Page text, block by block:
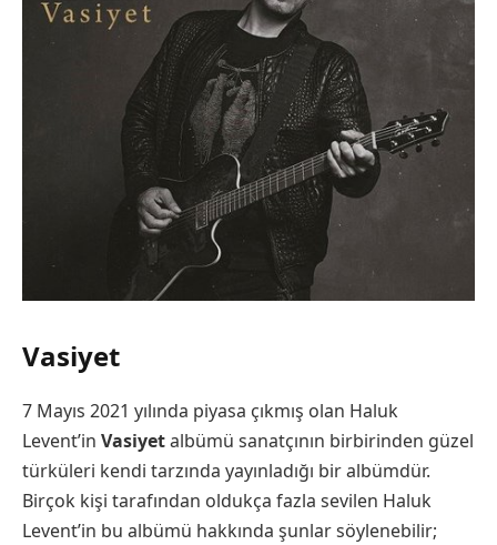
Vasiyet
7 Mayıs 2021 yılında piyasa çıkmış olan Haluk
Levent’in Vasiyetalbümü sanatçının birbirinden güzel
türküleri kendi tarzında yayınladığı bir albümdür.
Birçok kişi tarafından oldukça fazla sevilen Haluk
Levent’in bu albümü hakkında şunlar söylenebilir;